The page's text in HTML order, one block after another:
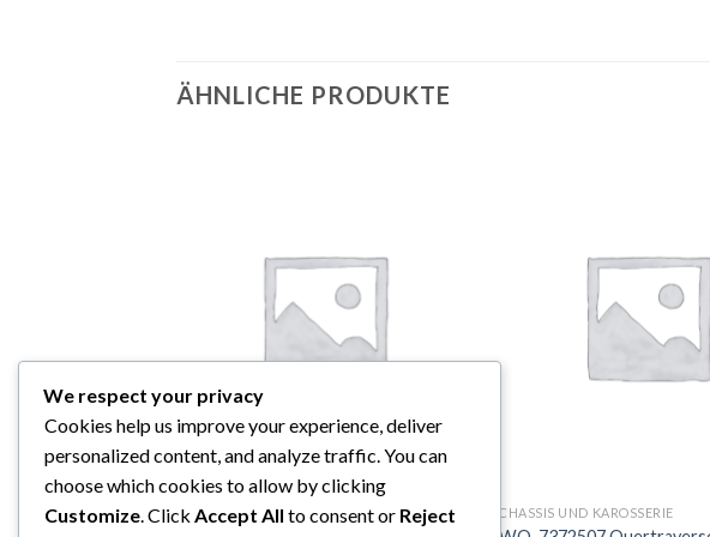
ÄHNLICHE PRODUKTE
CHASSIS UND KAROSSERIE CHASSIS UND KAROSSERIE
We respect your privacy
Cookies help us improve your experience, deliver
personalized content, and analyze traffic. You can
choose which cookies to allow by clicking
Customize . Click Accept All to consent or Reject